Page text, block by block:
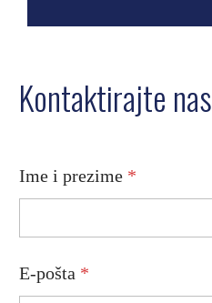
Kontaktirajte nas
Ime i prezime *
E-pošta *